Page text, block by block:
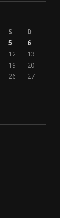
S
D
5
6
12
13
19
20
26
27